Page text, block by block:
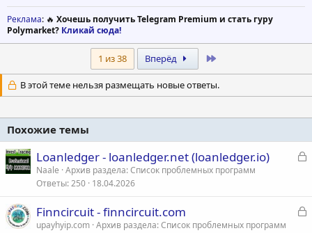
Реклама: 🔥 Хочешь получить Telegram Premium и стать гуру
Polymarket? Кликай сюда!
1 из 38 Вперёд
В этой теме нельзя размещать новые ответы.
Похожие темы
З
Loanledger - loanledger.net (loanledger.io)
Naale Архив раздела: Список проблемных программ
Ответы 250 18.04.2026
З
Finncircuit - finncircuit.com
upayhyip.com Архив раздела: Список проблемных программ